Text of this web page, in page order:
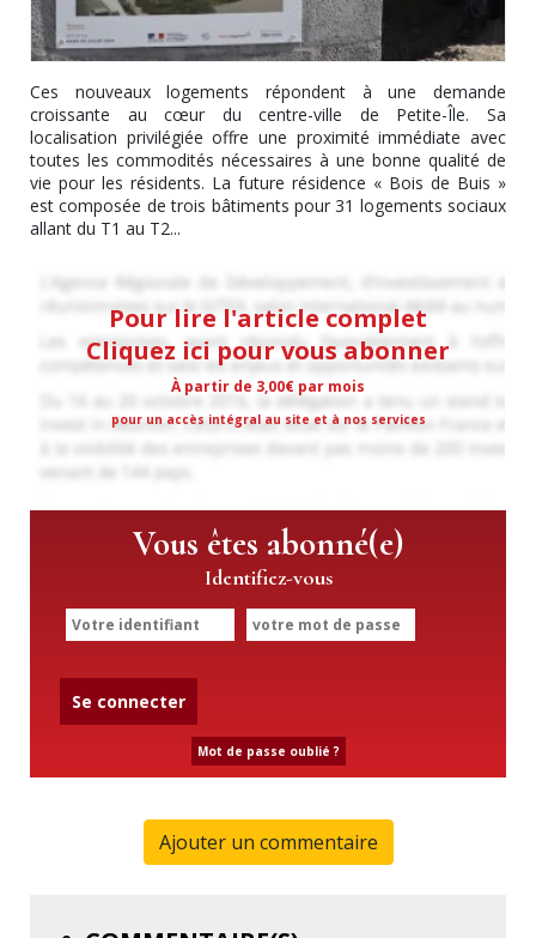
Ces nouveaux logements répondent à une demande
croissante au cœur du centre-ville de Petite-Île. Sa
localisation privilégiée offre une proximité immédiate avec
toutes les commodités nécessaires à une bonne qualité de
vie pour les résidents. La future résidence « Bois de Buis »
est composée de trois bâtiments pour 31 logements sociaux
allant du T1 au T2...
Pour lire l'article complet
Cliquez ici pour vous abonner
À partir de 3,00€ par mois
pour un accès intégral au site et à nos services
Vous êtes abonné(e)
Identifiez-vous
Se connecter
Mot de passe oublié ?
Ajouter un commentaire